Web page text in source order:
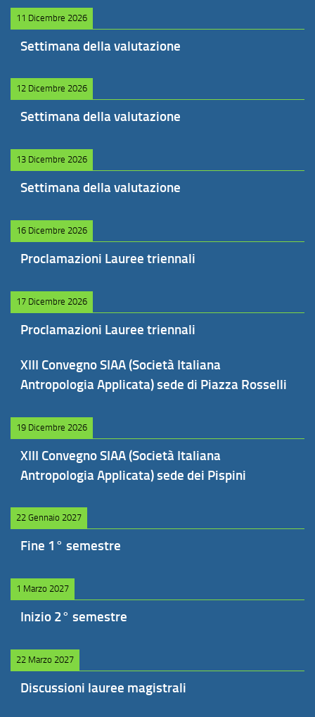
11 Dicembre 2026
Settimana della valutazione
12 Dicembre 2026
Settimana della valutazione
13 Dicembre 2026
Settimana della valutazione
16 Dicembre 2026
Proclamazioni Lauree triennali
17 Dicembre 2026
Proclamazioni Lauree triennali
XIII Convegno SIAA (Società Italiana
Antropologia Applicata) sede di Piazza Rosselli
19 Dicembre 2026
XIII Convegno SIAA (Società Italiana
Antropologia Applicata) sede dei Pispini
22 Gennaio 2027
Fine 1° semestre
1 Marzo 2027
Inizio 2° semestre
22 Marzo 2027
Discussioni lauree magistrali